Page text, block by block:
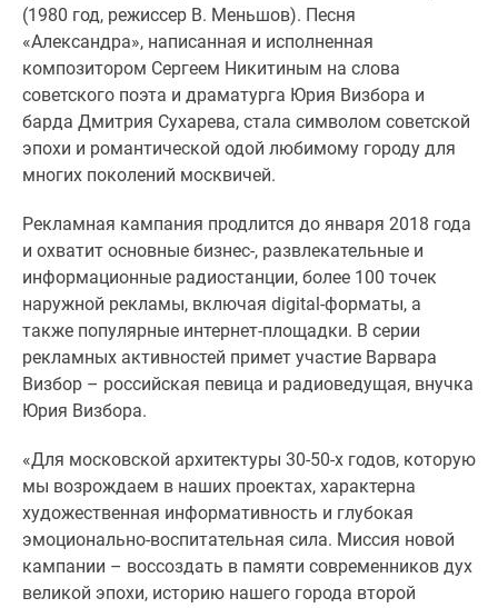
застройщики
Панорамы
новостроек
Видеообзор
новостроек
Экспертиза
новостроек
Москвы
Подмосковья
Студии
комнатные
комнатные
комнатные
Ипотечный
(1980 год, режиссер В. Меньшов). Песня
«Александра», написанная и исполненная
композитором Сергеем Никитиным на слова
советского поэта и драматурга Юрия Визбора и
барда Дмитрия Сухарева, стала символом советской
эпохи и романтической одой любимому городу для
многих поколений москвичей.
Рекламная кампания продлится до января 2018 года
и охватит основные бизнес-, развлекательные и
информационные радиостанции, более 100 точек
наружной рекламы, включая digital-форматы, а
также популярные интернет-площадки. В серии
рекламных активностей примет участие Варвара
Визбор – российская певица и радиоведущая, внучка
Юрия Визбора.
«Для московской архитектуры 30-50-х годов, которую
мы возрождаем в наших проектах, характерна
художественная информативность и глубокая
эмоционально-воспитательная сила. Миссия новой
кампании – воссоздать в памяти современников дух
великой эпохи, историю нашего города второй